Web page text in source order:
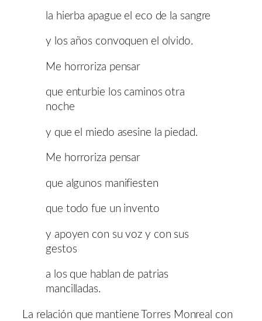
la hierba apague el eco de la sangre
y los años convoquen el olvido.
Me horroriza pensar
que enturbie los caminos otra
noche
y que el miedo asesine la piedad.
Me horroriza pensar
que algunos manifiesten
que todo fue un invento
y apoyen con su voz y con sus
gestos
a los que hablan de patrias
mancilladas.
La relación que mantiene Torres Monreal con